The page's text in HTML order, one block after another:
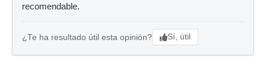
recomendable.
¿Te ha resultado útil esta opinión? Sí, útil